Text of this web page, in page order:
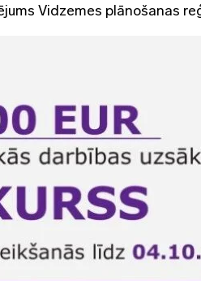
Vidzemes plānošanas